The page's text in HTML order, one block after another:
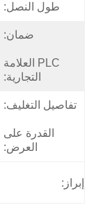
طول النصل:
ضمان:
PLC العلامة
التجارية:
تفاصيل التغليف:
القدرة على
العرض:
إبراز: